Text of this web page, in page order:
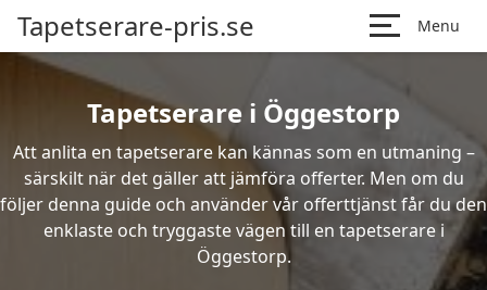
Tapetserare-pris.se Menu
Tapetserare i Öggestorp
Att anlita en tapetserare kan kännas som en utmaning –
särskilt när det gäller att jämföra offerter. Men om du
följer denna guide och använder vår offerttjänst får du den
enklaste och tryggaste vägen till en tapetserare i
Öggestorp.